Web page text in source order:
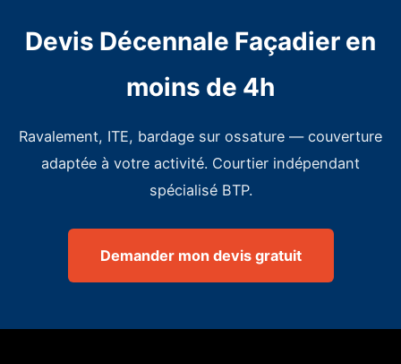
Devis Décennale Façadier en
moins de 4h
Ravalement, ITE, bardage sur ossature — couverture
adaptée à votre activité. Courtier indépendant
spécialisé BTP.
Demander mon devis gratuit